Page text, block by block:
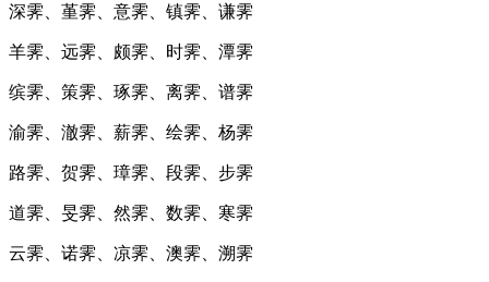
深霁、堇霁、意霁、镇霁、谦霁
羊霁、远霁、颇霁、时霁、潭霁
缤霁、策霁、琢霁、离霁、谱霁
渝霁、澈霁、薪霁、绘霁、杨霁
路霁、贺霁、璋霁、段霁、步霁
道霁、旻霁、然霁、数霁、寒霁
云霁、诺霁、凉霁、澳霁、溯霁